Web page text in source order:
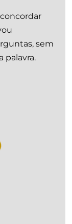
sem
palavra.